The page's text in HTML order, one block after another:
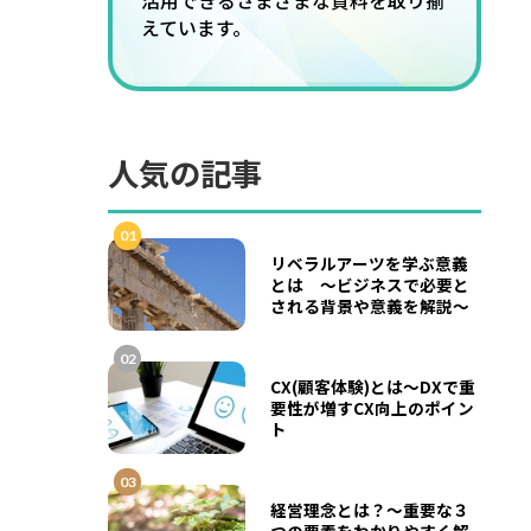
えています。
人気の記事
01
リベラルアーツを学ぶ意義
とは ～ビジネスで必要と
される背景や意義を解説～
02
CX(顧客体験)とは～DXで重
要性が増すCX向上のポイン
ト
03
経営理念とは？～重要な３